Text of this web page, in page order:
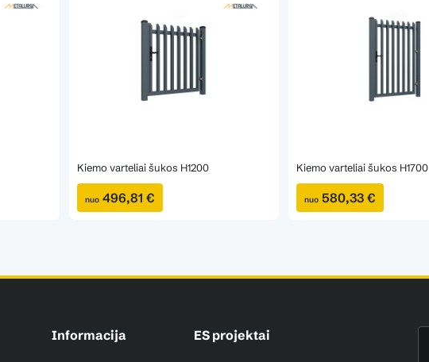
Kiemo varteliai šukos H1200
nuo 496,81 €
Kiemo varteliai šukos H1700
nuo 580,33 €
Informacija ES projektai